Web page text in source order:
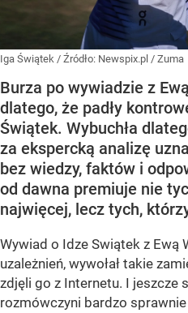
Iga Świątek / Źródło: Newspix.pl / Zuma
Burza po wywiadzie z
dlatego, że padły
Świątek. Wybuchła
za ekspercką analizę
bez wiedzy, faktów i
od dawna premiuje nie
najwięcej, lecz tych,
Wywiad o Idze Swiątek z Ewą
uzależnień, wywołał takie
zdjęli go z Internetu. I jeszcze
rozmówczyni bardzo sprawnie